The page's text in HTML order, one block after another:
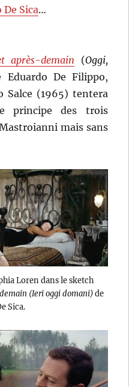
Sica…
après-demain (Oggi,
Eduardo De Filippo,
Salce (1965) tentera
principe des trois
mais sans
Loren dans le sketch
(Ieri oggi domani)de
Sica.